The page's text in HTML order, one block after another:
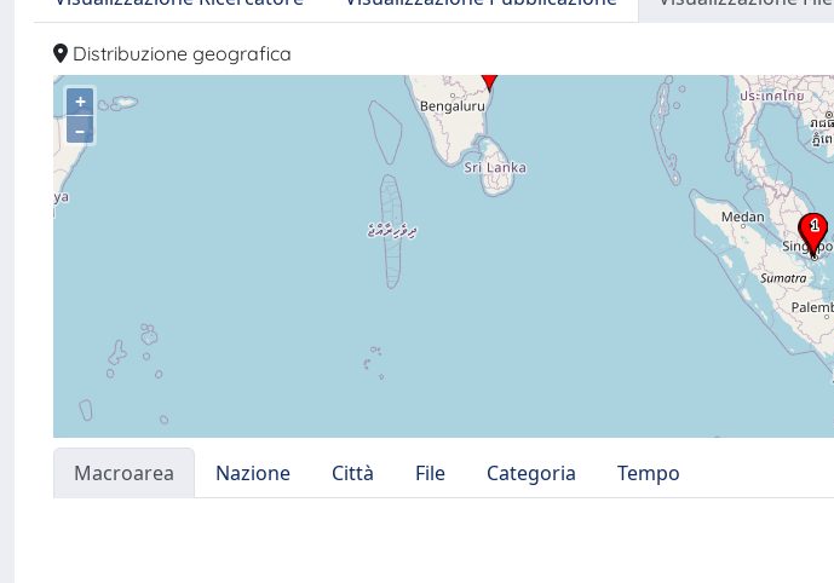
Distribuzione geografica
+
–
Macroarea Nazione Città File Categoria
Tempo